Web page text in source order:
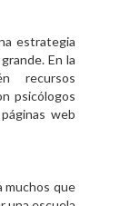
estrategia
En la
recursos
psicólogos
web
muchos que